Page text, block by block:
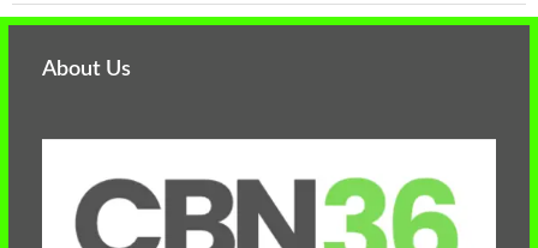
About Us